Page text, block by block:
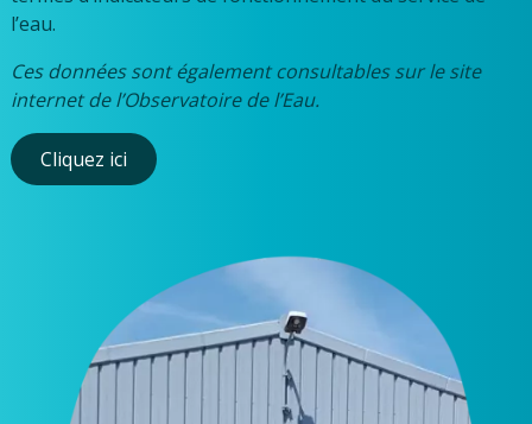
l’eau.
Ces données sont également consultables sur le site
internet de l’Observatoire de l’Eau.
Cliquez ici